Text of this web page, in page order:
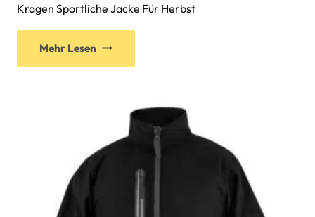
Kragen Sportliche Jacke Für Herbst
Mehr Lesen